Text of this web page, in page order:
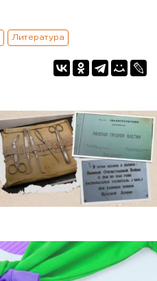
Литература